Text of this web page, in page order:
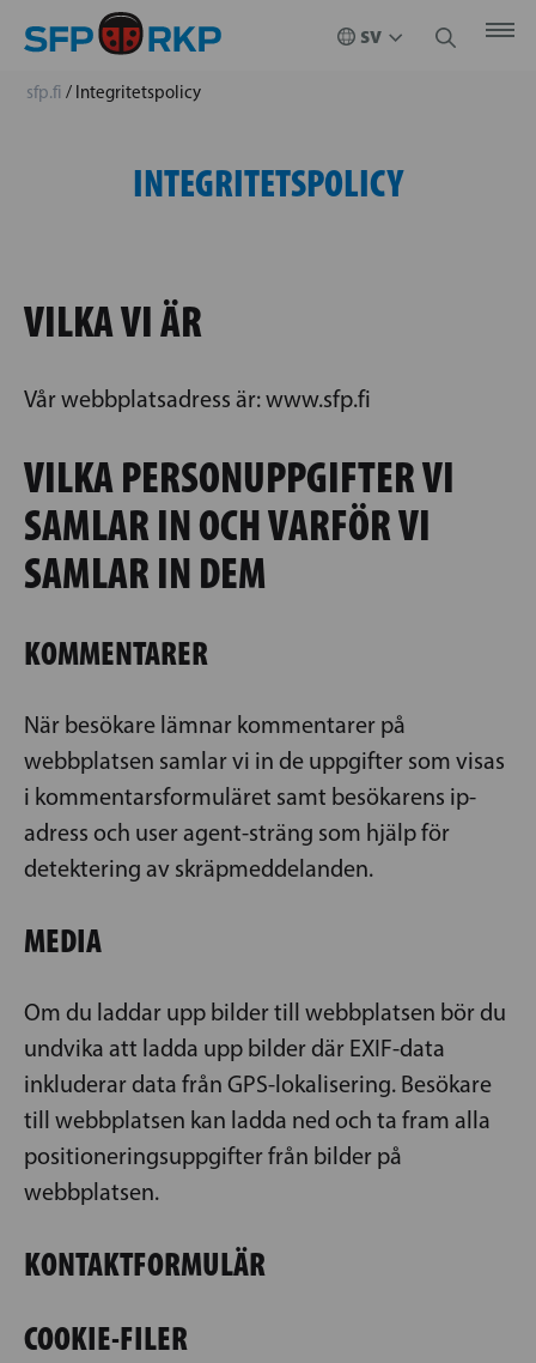
sfp.fi / Integritetspolicy
INTEGRITETSPOLICY
VILKA VI ÄR
Vår webbplatsadress är: www.sfp.fi
VILKA PERSONUPPGIFTER VI
SAMLAR IN OCH VARFÖR VI
SAMLAR IN DEM
KOMMENTARER
När besökare lämnar kommentarer på
webbplatsen samlar vi in de uppgifter som visas
i kommentarsformuläret samt besökarens ip-
adress och user agent-sträng som hjälp för
detektering av skräpmeddelanden.
MEDIA
Om du laddar upp bilder till webbplatsen bör du
undvika att ladda upp bilder där EXIF-data
inkluderar data från GPS-lokalisering. Besökare
till webbplatsen kan ladda ned och ta fram alla
positioneringsuppgifter från bilder på
webbplatsen.
KONTAKTFORMULÄR
COOKIE-FILER